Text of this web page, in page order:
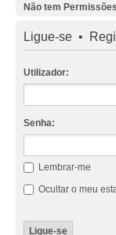
Não tem
Ligue-se •
Utilizador:
Senha:
Lembrar-me
Ocultar o meu